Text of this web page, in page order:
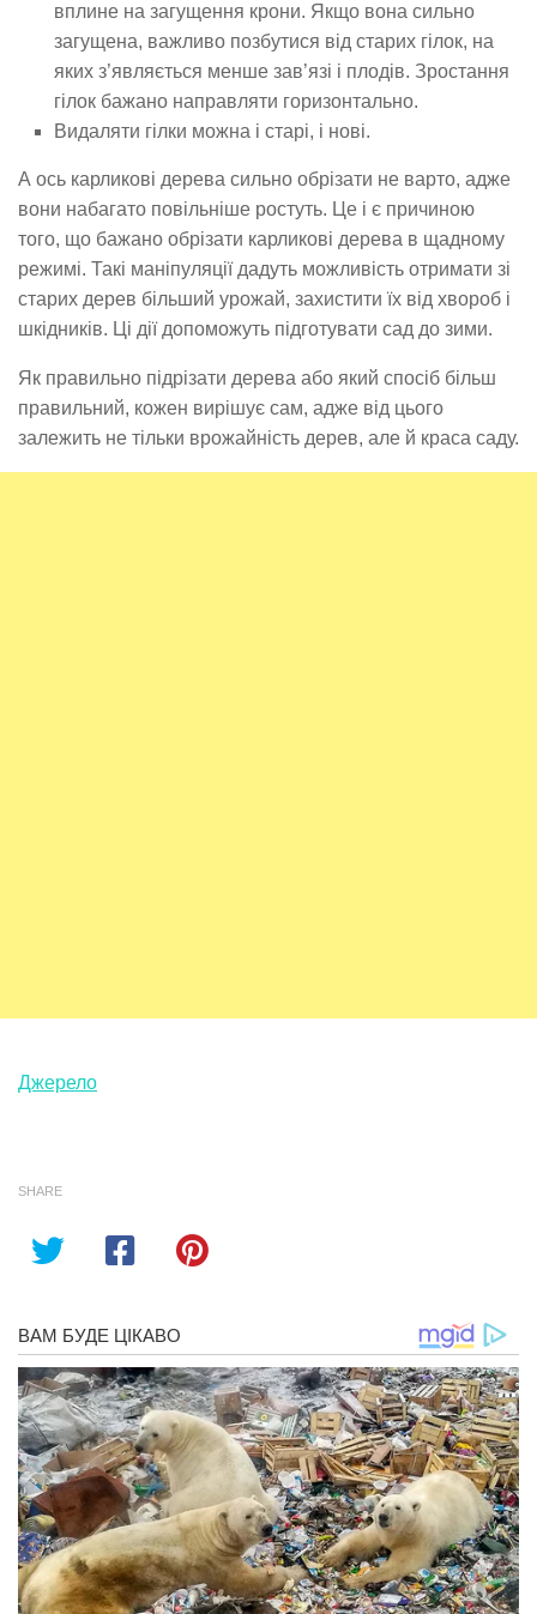
вплине на загущення крони. Якщо вона сильно
загущена, важливо позбутися від старих гілок, на
яких з’являється менше зав’язі і плодів. Зростання
гілок бажано направляти горизонтально.
Видаляти гілки можна і старі, і нові.
А ось карликові дерева сильно обрізати не варто, адже
вони набагато повільніше ростуть. Це і є причиною
того, що бажано обрізати карликові дерева в щадному
режимі. Такі маніпуляції дадуть можливість отримати зі
старих дерев більший урожай, захистити їх від хвороб і
шкідників. Ці дії допоможуть підготувати сад до зими.
Як правильно підрізати дерева або який спосіб більш
правильний, кожен вирішує сам, адже від цього
залежить не тільки врожайність дерев, але й краса саду.
Джерело
SHARE